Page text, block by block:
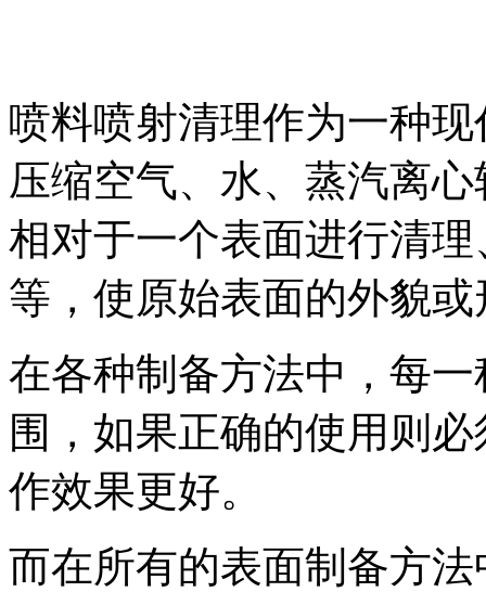
喷料喷射清理作为一种
压缩空气、水、蒸汽离
相对于一个表面进行清
等，使原始表面的外貌
在各种制备方法中，每
围，如果正确的使用则
作效果更好。
而在所有的表面制备方